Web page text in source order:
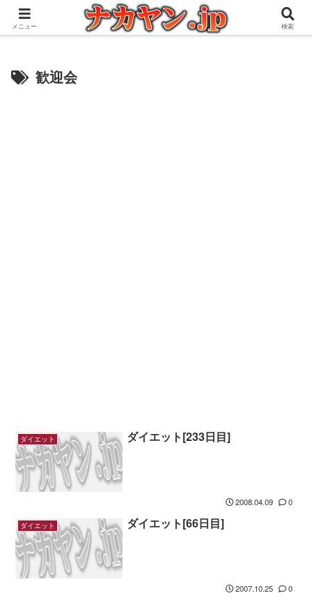
アウトドアとガジェット好きな管理人の愉快な日々を綴るブログ
歓迎会
ダイエット ダイエット[233日目]
2008.04.09 0
ダイエット ダイエット[66日目]
2007.10.25 0
メニュー 検索